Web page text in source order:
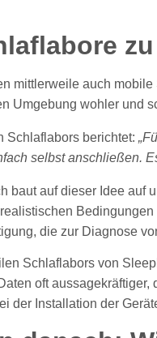
mittlerweile auch
Umgebung wohler und
Schlaflabors berichtet:
selbst anschließen.
baut auf dieser Idee auf
die zur Diagnose
Schlaflabors von
oft
der Installation der